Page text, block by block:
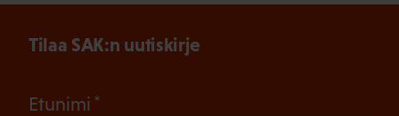
Tilaa SAK:n uutiskirje
Etunimi